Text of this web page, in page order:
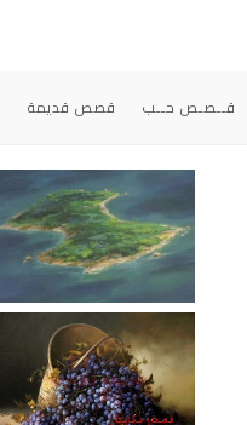
قــصـص حــب قصص قديمة